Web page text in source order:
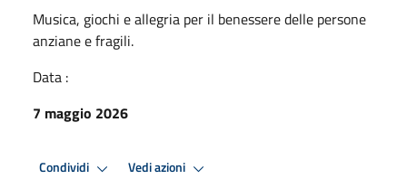
Musica, giochi e allegria per il benessere delle persone
anziane e fragili.
Data :
7 maggio 2026
Condividi Vedi azioni